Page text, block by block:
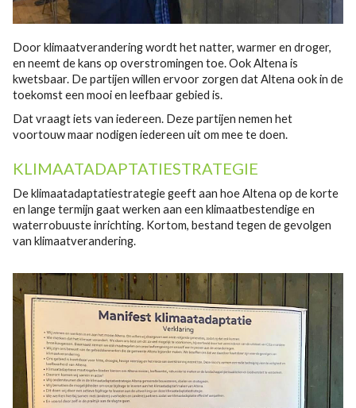
Door klimaatverandering wordt het natter, warmer en droger,
en neemt de kans op overstromingen toe. Ook Altena is
kwetsbaar. De partijen willen ervoor zorgen dat Altena ook in de
toekomst een mooi en leefbaar gebied is.
Dat vraagt iets van iedereen. Deze partijen nemen het
voortouw maar nodigen iedereen uit om mee te doen.
KLIMAATADAPTATIESTRATEGIE
De klimaatadaptatiestrategie geeft aan hoe Altena op de korte
en lange termijn gaat werken aan een klimaatbestendige en
waterrobuuste inrichting. Kortom, bestand tegen de gevolgen
van klimaatverandering.